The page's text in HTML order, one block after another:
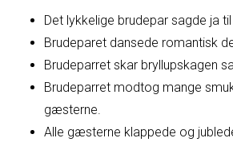
Det lykkelige brudepar sagde ja til
Brudeparet dansede romantisk
Brudeparret skar bryllupskagen
Brudeparret modtog mange
gæsterne.
Alle gæsterne klappede og